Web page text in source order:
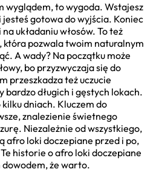
wyglądem, to wygoda. Wstajesz
jesteś gotowa do wyjścia. Koniec
układaniu włosów. To też
która pozwala twoim naturalnym
A wady? Na początku może
bo przyzwyczaja się do
przeszkadza też uczucie
bardzo długich i gęstych lokach.
dniach. Kluczem do
znalezienie świetnego
Niezależnie od wszystkiego,
afro loki doczepiane przed i po,
historie o afro loki doczepiane
dowodem, że warto.